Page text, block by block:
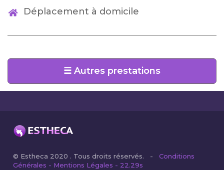
Déplacement à domicile
☰ Autres prestations
© Estheca 2020 . Tous droits réservés. -Conditions
Générales - Mentions Légales - 22.29s